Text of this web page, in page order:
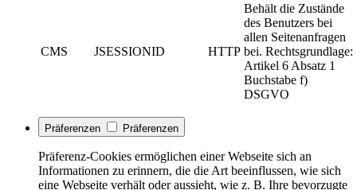
CMS JSESSIONID HTTP
Behält die Zustände
des Benutzers bei
allen Seitenanfragen
bei. Rechtsgrundlage:
Artikel 6 Absatz 1
Buchstabe f)
DSGVO
Präferenzen Präferenzen
Präferenz-Cookies ermöglichen einer Webseite sich an
Informationen zu erinnern, die die Art beeinflussen, wie sich
eine Webseite verhält oder aussieht, wie z. B. Ihre bevorzugte